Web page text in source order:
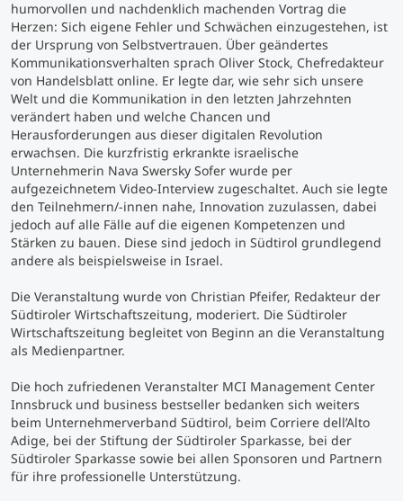
humorvollen und nachdenklich machenden Vortrag die
Herzen: Sich eigene Fehler und Schwächen einzugestehen, ist
der Ursprung von Selbstvertrauen. Über geändertes
Kommunikationsverhalten sprach Oliver Stock, Chefredakteur
von Handelsblatt online. Er legte dar, wie sehr sich unsere
Welt und die Kommunikation in den letzten Jahrzehnten
verändert haben und welche Chancen und
Herausforderungen aus dieser digitalen Revolution
erwachsen. Die kurzfristig erkrankte israelische
Unternehmerin Nava Swersky Sofer wurde per
aufgezeichnetem Video-Interview zugeschaltet. Auch sie legte
den Teilnehmern/-innen nahe, Innovation zuzulassen, dabei
jedoch auf alle Fälle auf die eigenen Kompetenzen und
Stärken zu bauen. Diese sind jedoch in Südtirol grundlegend
andere als beispielsweise in Israel.
Die Veranstaltung wurde von Christian Pfeifer, Redakteur der
Südtiroler Wirtschaftszeitung, moderiert. Die Südtiroler
Wirtschaftszeitung begleitet von Beginn an die Veranstaltung
als Medienpartner.
Die hoch zufriedenen Veranstalter MCI Management Center
Innsbruck und business bestseller bedanken sich weiters
beim Unternehmerverband Südtirol, beim Corriere dell’Alto
Adige, bei der Stiftung der Südtiroler Sparkasse, bei der
Südtiroler Sparkasse sowie bei allen Sponsoren und Partnern
für ihre professionelle Unterstützung.